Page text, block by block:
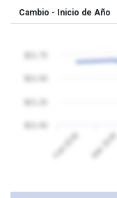
Cambio - Inicio de Año
Feb 2026 Mar 2026